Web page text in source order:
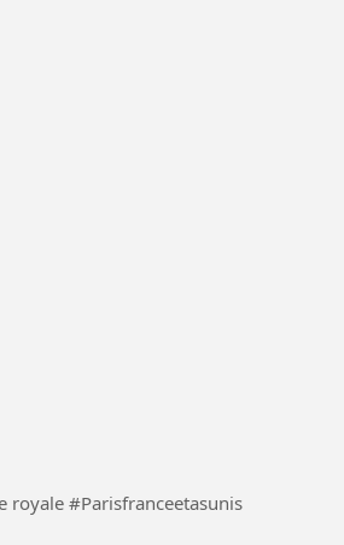
C'est le jeux experimenté comme je voix le bataille royale #Parisfranceetasunis